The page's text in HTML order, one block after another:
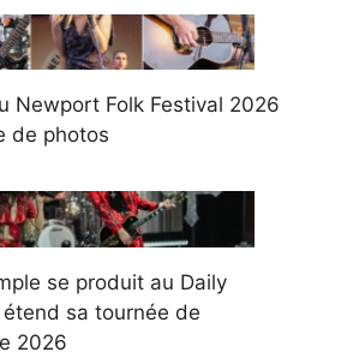
Newport Folk Festival 2026
de photos
se produit au Daily
sa tournée de
2026